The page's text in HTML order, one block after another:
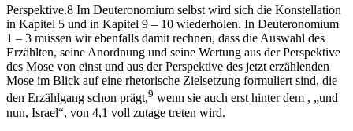
Perspektive.8 Im Deuteronomium selbst wird sich die Konstellation
in Kapitel 5 und in Kapitel 9 – 10 wiederholen. In Deuteronomium
1 – 3 müssen wir ebenfalls damit rechnen, dass die Auswahl des
Erzählten, seine Anordnung und seine Wertung aus der Perspektive
des Mose von einst und aus der Perspektive des jetzt erzählenden
Mose im Blick auf eine rhetorische Zielsetzung formuliert sind, die
den Erzählgang schon prägt,9 wenn sie auch erst hinter dem , „und
nun, Israel“, von 4,1 voll zutage treten wird.